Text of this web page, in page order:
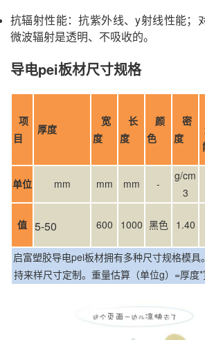
抗辐射性能：抗紫外线、y射线性能；
微波辐射是透明、不吸收的。
导电pei板材尺寸规格
项
目
厚度
宽
度
长
度
颜
色
密
度
单位 mm mm mm -
g/cm
3
值 5-50 600 1000 黑色 1.40
启富塑胶导电pei板材拥有多种尺寸规格模
持来样尺寸定制。重量估算（单位g）=厚度